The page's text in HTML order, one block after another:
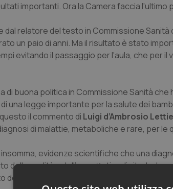
importanti. Ora la Camera faccia
relatore del testo in Commissione Sanità
un paio di anni. Ma il risultato è stato
evitando il passaggio per l'aula, che per il
di buona politica in Commissione Sanità
una legge importante per la salute dei
il commento di Luigi d’Ambrosio
di malattie, metaboliche e rare, per
insomma, evidenze scientifiche che una
della qualità e dell’aspettativa di vita. La
del panel delle malattie da sottoporre a